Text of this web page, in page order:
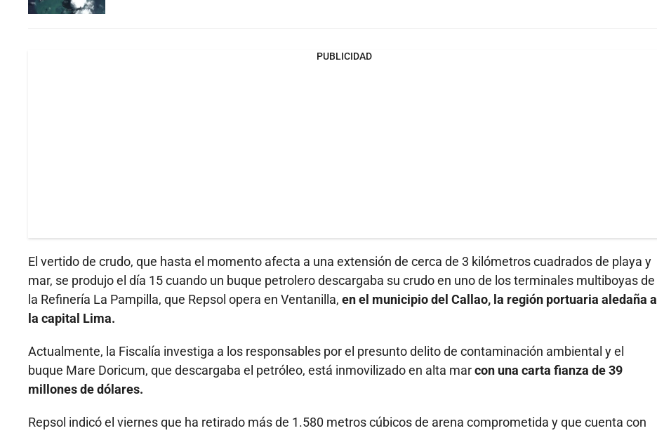
PUBLICIDAD
El vertido de crudo, que hasta el momento afecta a una extensión de cerca de 3 kilómetros cuadrados de playa y
mar, se produjo el día 15 cuando un buque petrolero descargaba su crudo en uno de los terminales multiboyas de
la Refinería La Pampilla, que Repsol opera en Ventanilla, en el municipio del Callao, la región portuaria aledaña a
la capital Lima.
Actualmente, la Fiscalía investiga a los responsables por el presunto delito de contaminación ambiental y el
buque Mare Doricum, que descargaba el petróleo, está inmovilizado en alta marcon una carta fianza de 39
millones de dólares.
Repsol indicó el viernes que ha retirado más de 1.580 metros cúbicos de arena comprometida y que cuenta con